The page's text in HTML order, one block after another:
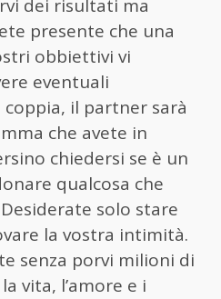
dei risultati ma
presente che una
obbiettivi vi
eventuali
coppia, il partner sarà
che avete in
chiedersi se è un
qualcosa che
solo stare
la vostra intimità.
senza porvi milioni di
vita, l’amore e i